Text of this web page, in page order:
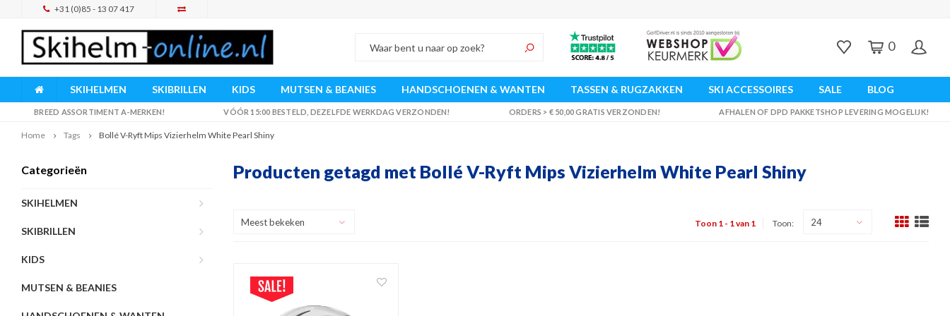
+31 (0)85 - 13 07 417
0
SKIHELMEN SKIBRILLEN KIDS MUTSEN & BEANIES HANDSCHOENEN & WANTEN TASSEN & RUGZAKKEN SKI ACCESSOIRES SALE BLOG
BREED ASSORTIMENT A-MERKEN! VÓÓR 15:00 BESTELD, DEZELFDE WERKDAG VERZONDEN! ORDERS > € 50,00 GRATIS VERZONDEN! AFHALEN OF DPD PAKKETSHOP LEVERING MOGELIJK!
Home Tags Bollé V-Ryft Mips Vizierhelm White Pearl Shiny
Categorieën
SKIHELMEN
SKIBRILLEN
KIDS
MUTSEN & BEANIES
Producten getagd met Bollé V-Ryft Mips Vizierhelm White Pearl Shiny
Meest bekeken Toon 1 - 1 van 1 Toon: 24